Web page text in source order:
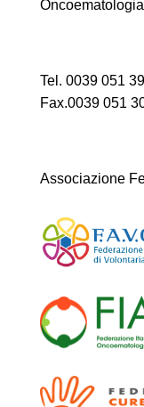
Tel. 0039 051
Fax.0039 051
Associazione